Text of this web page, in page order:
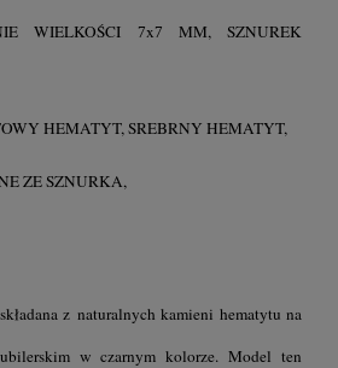
WIELKOŚCI 7x7
MM, SZNUREK
HEMATYT, SREBRNY HEMATYT,
ZE SZNURKA,
z naturalnych kamieni hematytu na
w czarnym kolorze. Model ten